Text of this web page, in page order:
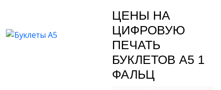
ЦЕНЫ НА
ЦИФРОВУЮ
ПЕЧАТЬ
БУКЛЕТОВ А5 1
ФАЛЬЦ